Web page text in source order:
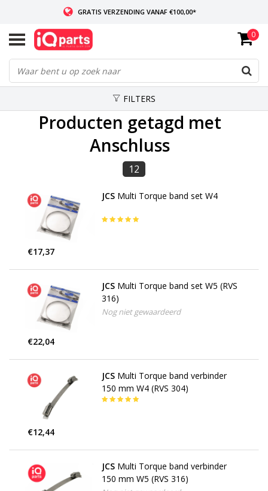
GRATIS VERZENDING VANAF €100,00*
INDIEN VOORRADIG: VOOR 14:00 BESTELD, ZELFDE DAG VERZONDEN
WERELDWIJDE LEVERING
0
FILTERS
Producten getagd met
Anschluss
12
JCS Multi Torque band set W4
€17,37
JCS Multi Torque band set W5 (RVS
316)
Nog niet gewaardeerd
€22,04
JCS Multi Torque band verbinder
150 mm W4 (RVS 304)
€12,44
JCS Multi Torque band verbinder
150 mm W5 (RVS 316)